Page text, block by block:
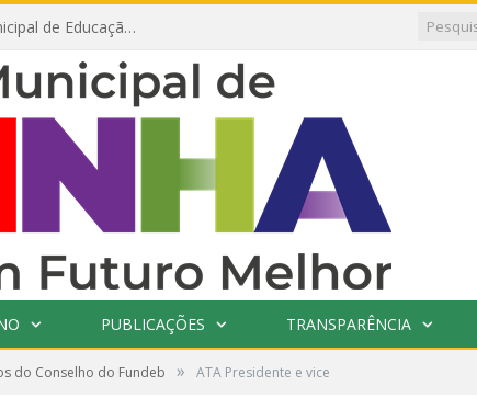
Prefeitura de Prainha, por meio da Secretaria Municipal de Educação, abre 354 vagas na área da Educação para 2025 com processo seletivo simplificado
PUBLICAÇÕES TRANSPARÊNCIA
do Conselho do Fundeb » ATA Presidente e vice